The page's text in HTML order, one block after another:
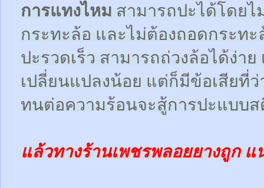
การแทงไหม สามารถปะได้โดยไ
กระทะล้อ และไม่ต้องถอดกระทะ
ปะรวดเร็ว สามารถถ่วงล้อได้ง่า
เปลี่ยนแปลงน้อย แต่ก็มีข้อเสียที่
ทนต่อความร้อนจะสู้การปะแบบ
แล้วทางร้านเพชรพลอยยางถูก